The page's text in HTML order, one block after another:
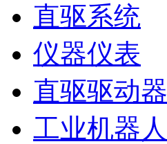
直驱系统
仪器仪表
直驱驱动器
工业机器人